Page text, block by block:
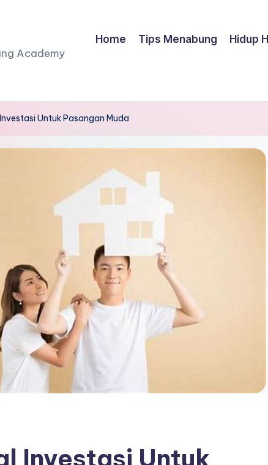
Academy
Home Tips Menabung Hidup
Untuk Pasangan Muda
Investasi Untuk